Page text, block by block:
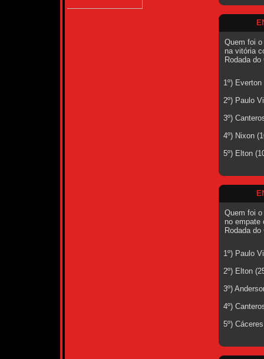
Quem foi o
na vitória
Rodada
1º)
2º) Paulo
3º)
4º) Nixon
5º) Elton
Quem foi o
no empate
Rodada
1º) Paulo
2º) Elton
3º)
4º)
5º)